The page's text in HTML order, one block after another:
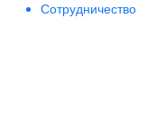
Сотрудничество